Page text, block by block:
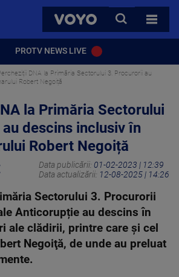
VOYO
CAUTA
TOATE
PROTV NEWS LIVE
DNA la Primăria Sectorului 3. Procurorii au
Robert Negoiță
la Primăria Sectorului
descins inclusiv în
Robert Negoiță
Data publicării: 01-02-2023 | 12:39
Data actualizării: 12-08-2025 | 14:26
Sectorului 3. Procurorii
Anticorupție au descins în
ale clădirii, printre care și cel
Negoiţă, de unde au preluat